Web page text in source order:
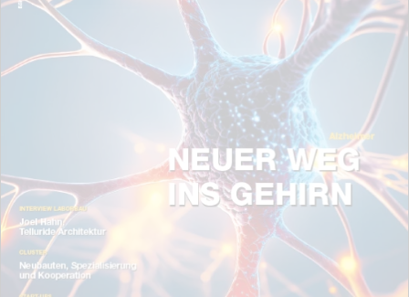
E-
Mail
(erforderlich)